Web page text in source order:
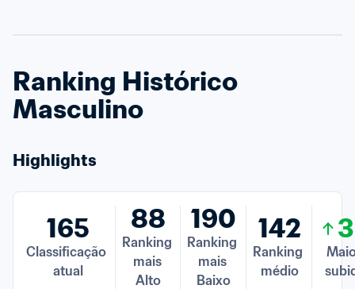
Ranking Histórico
Masculino
Highlights
165
Classificação
atual
88
Ranking
mais
Alto
190
Ranking
mais
Baixo
142
Ranking
médio